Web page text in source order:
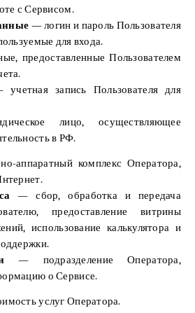
с Сервисом.
— логин и пароль Пользователя
для входа.
предоставленные Пользователем
запись Пользователя для
лицо, осуществляющее
в РФ.
аппаратный комплекс Оператора,
— сбор, обработка и передача
предоставление витрины
использование калькулятора и
— подразделение Оператора,
о Сервисе.
услуг Оператора.